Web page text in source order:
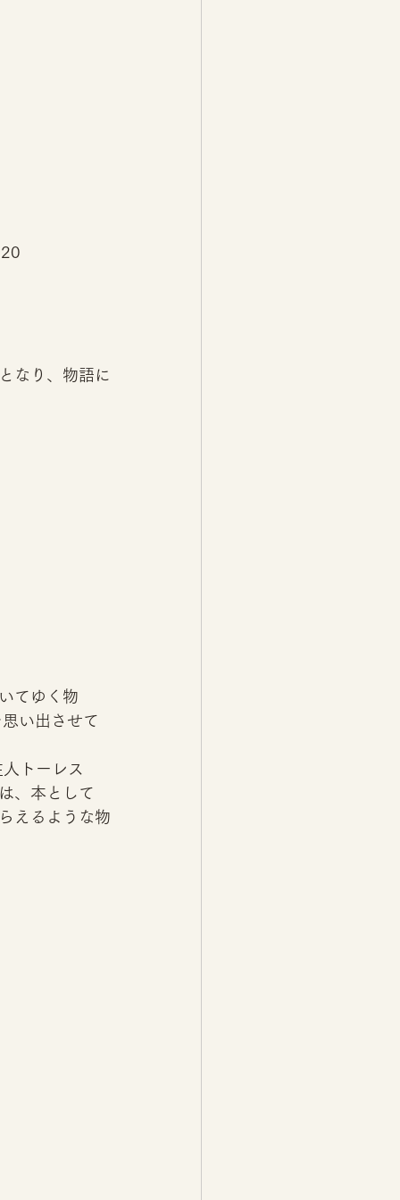
なり、物語に
てゆく物
い出させて
トーレス
、本として
えるような物